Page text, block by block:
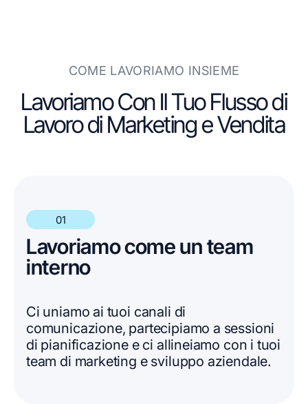
COME LAVORIAMO INSIEME
Lavoriamo Con Il Tuo Flusso di
Lavoro di Marketing e Vendita
01
Lavoriamo come un team
interno
Ci uniamo ai tuoi canali di
comunicazione, partecipiamo a sessioni
di pianificazione e ci allineiamo con i tuoi
team di marketing e sviluppo aziendale.